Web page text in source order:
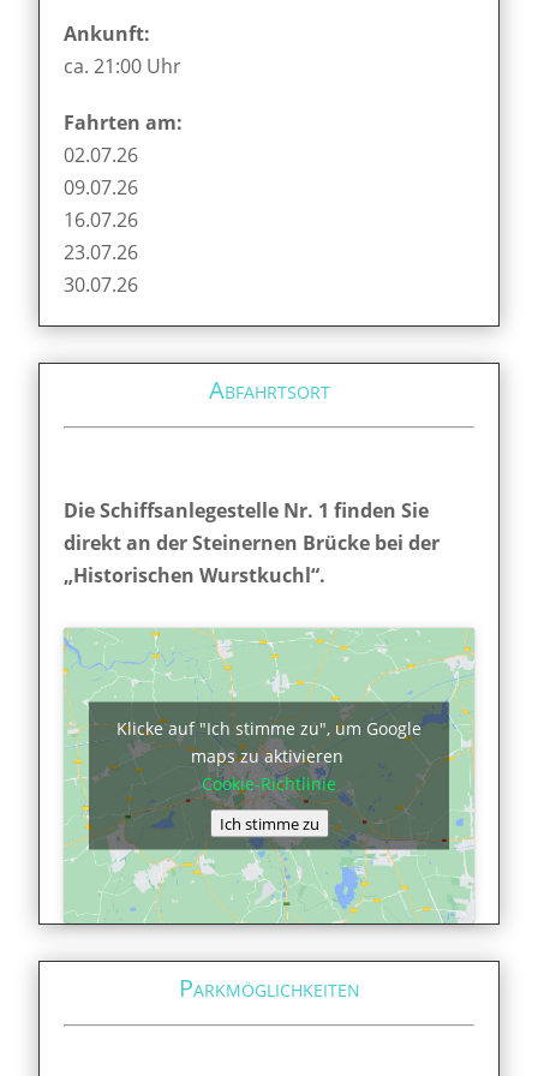
Ankunft:
ca. 21:00 Uhr
Fahrten am:
02.07.26
09.07.26
16.07.26
23.07.26
30.07.26
Abfahrtsort
Die Schiffsanlegestelle Nr. 1 finden Sie
direkt an der Steinernen Brücke bei der
„Historischen Wurstkuchl“.
Klicke auf "Ich stimme zu", um Google
maps zu aktivieren
Cookie-Richtlinie
Ich stimme zu
Parkmöglichkeiten